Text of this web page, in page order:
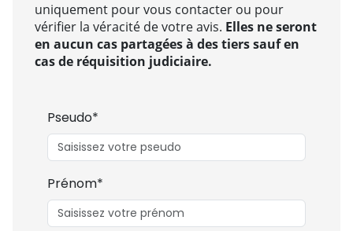
uniquement pour vous contacter ou pour
vérifier la véracité de votre avis. Elles ne seront
en aucun cas partagées à des tiers sauf en
cas de réquisition judiciaire.
Pseudo*
Prénom*